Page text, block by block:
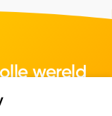
wereld